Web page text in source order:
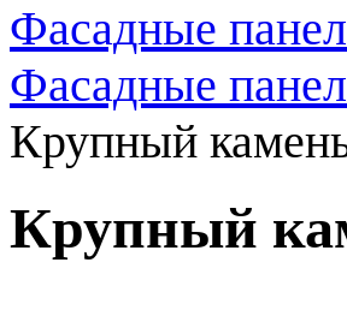
Фасадные
Фасадные
Крупный
Крупный